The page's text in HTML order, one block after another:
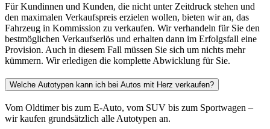
Für Kundinnen und Kunden, die nicht unter Zeitdruck stehen und
den maximalen Verkaufspreis erzielen wollen, bieten wir an, das
Fahrzeug in Kommission zu verkaufen. Wir verhandeln für Sie den
bestmöglichen Verkaufserlös und erhalten dann im Erfolgsfall eine
Provision. Auch in diesem Fall müssen Sie sich um nichts mehr
kümmern. Wir erledigen die komplette Abwicklung für Sie.
Welche Autotypen kann ich bei Autos mit Herz verkaufen?
Vom Oldtimer bis zum E-Auto, vom SUV bis zum Sportwagen –
wir kaufen grundsätzlich alle Autotypen an.